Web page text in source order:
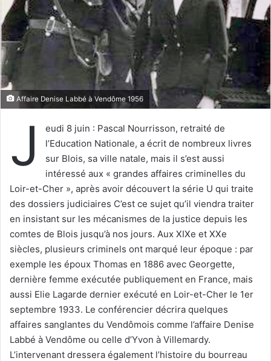
u
c
o
u
r
r
i
e
l
Affaire Denise Labbé à Vendôme 1956
J
eudi 8 juin : Pascal Nourrisson, retraité de
l’Education Nationale, a écrit de nombreux livres
sur Blois, sa ville natale, mais il s’est aussi
intéressé aux « grandes affaires criminelles du
Loir-et-Cher », après avoir découvert la série U qui traite
des dossiers judiciaires C’est ce sujet qu’il viendra traiter
en insistant sur les mécanismes de la justice depuis les
comtes de Blois jusqu’à nos jours. Aux XIXe et XXe
siècles, plusieurs criminels ont marqué leur époque : par
exemple les époux Thomas en 1886 avec Georgette,
dernière femme exécutée publiquement en France, mais
aussi Elie Lagarde dernier exécuté en Loir-et-Cher le 1er
septembre 1933. Le conférencier décrira quelques
affaires sanglantes du Vendômois comme l’affaire Denise
Labbé à Vendôme ou celle d’Yvon à Villemardy.
L’intervenant dressera également l’histoire du bourreau